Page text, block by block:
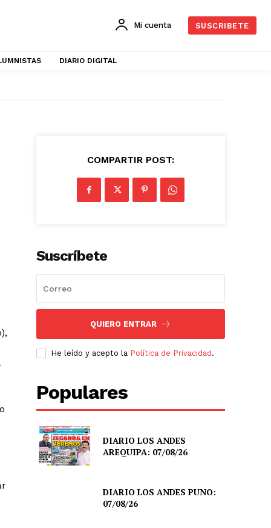
Mi cuenta SUSCRIBETE
DIARIO DIGITAL
COMPARTIR POST:
Suscríbete
QUIERO ENTRAR
He leído y acepto la Política de Privacidad .
Populares
DIARIO LOS ANDES
AREQUIPA: 07/08/26
DIARIO LOS ANDES PUNO:
07/08/26